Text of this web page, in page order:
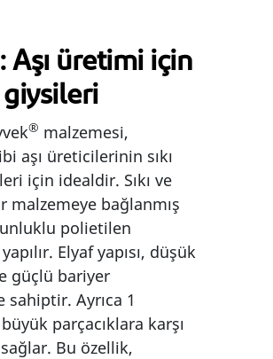
Aşı üretimi için
giysileri
® malzemesi,
aşı üreticilerinin sıkı
için idealdir. Sıkı ve
malzemeye bağlanmış
polietilen
Elyaf yapısı, düşük
güçlü bariyer
sahiptir. Ayrıca 1
parçacıklara karşı
Bu özellik,